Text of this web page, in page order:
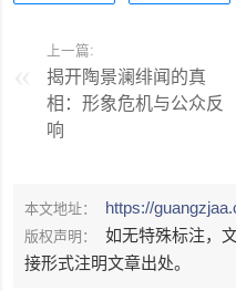
上一篇:
揭开陶景澜绯闻的真
相：形象危机与公众反
响
本文地址： https://
版权声明：
如无特殊标注，
接形式注明文章出处。